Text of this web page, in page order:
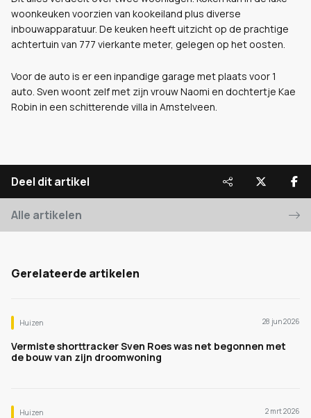
woonkeuken voorzien van kookeiland plus diverse
inbouwapparatuur. De keuken heeft uitzicht op de prachtige
achtertuin van 777 vierkante meter, gelegen op het oosten.
Voor de auto is er een inpandige garage met plaats voor 1
auto. Sven woont zelf met zijn vrouw Naomi en dochtertje Kae
Robin in een schitterende villa in Amstelveen.
Deel dit artikel
Alle artikelen
Gerelateerde artikelen
Huizen 28 jun 2026
Vermiste shorttracker Sven Roes was net begonnen met
de bouw van zijn droomwoning
Huizen 2 mrt 2026